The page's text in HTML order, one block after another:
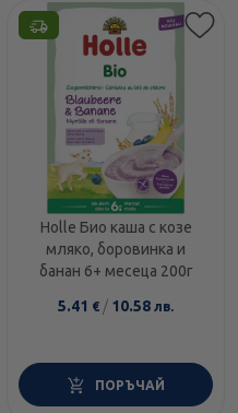
Holle Био каша с козе
мляко, боровинка и
банан 6+ месеца 200г
5.41 € / 10.58 лв.
ПОРЪЧАЙ